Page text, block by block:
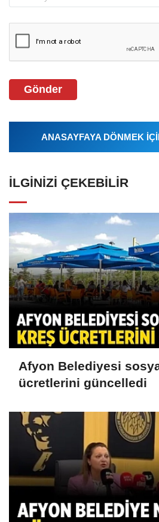
Gönder
ANASAYFAYA DÖNMEK
İLGINIZI ÇEKEBILIR
Afyon Belediyesi
ücretlerini güncelledi